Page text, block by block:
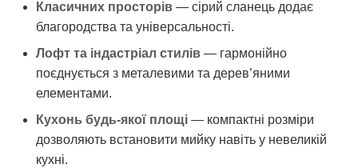
Класичних просторів — сірий сланець додає
благородства та універсальності.
Лофт та індастріал стилів — гармонійно
поєднується з металевими та дерев’яними
елементами.
Кухонь будь-якої площі — компактні розміри
дозволяють встановити мийку навіть у невеликій
кухні.